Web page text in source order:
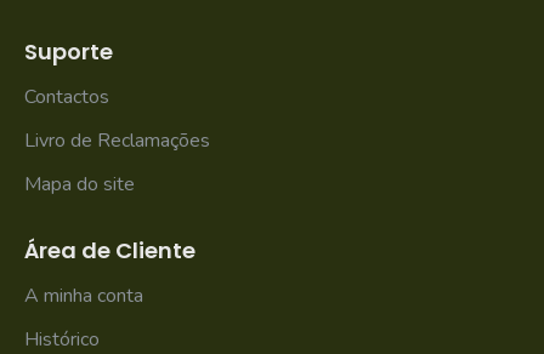
Suporte
Contactos
Livro de Reclamações
Mapa do site
Área de Cliente
A minha conta
Histórico